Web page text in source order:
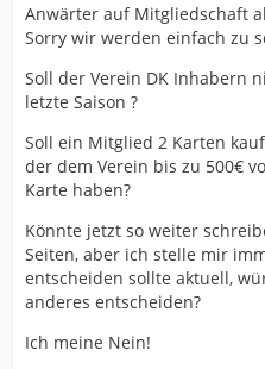
gucken, wo will man zum
zur Gruppe?
Ich will aber andererseits
und Pokalspielen, wo es
ist mein Hobby, Ausgleich,
weil ich nicht jedes
doch genauso ein Arminia
hat.
Und diese Chance wird
Die Mitgliederzahlen sind
auf Tickets bei vielen
Anwärter auf Mitgliedschaft
Sorry wir werden einfach zu
Soll der Verein DK Inhabern
letzte Saison ?
Soll ein Mitglied 2 Karten
der dem Verein bis zu 500€
Karte haben?
Könnte jetzt so weiter
Seiten, aber ich stelle mir
entscheiden sollte aktuell,
anderes entscheiden?
Ich meine Nein!